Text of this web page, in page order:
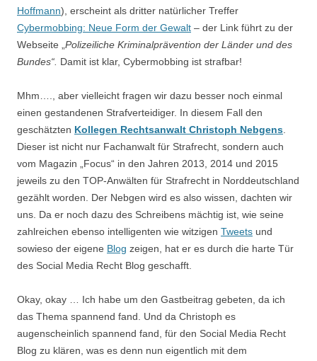
Hoffmann), erscheint als dritter natürlicher Treffer
Cybermobbing: Neue Form der Gewalt – der Link führt zu der
Webseite „ Polizeiliche Kriminalprävention der Länder und des
Bundes“. Damit ist klar, Cybermobbing ist strafbar!
Mhm…., aber vielleicht fragen wir dazu besser noch einmal
einen gestandenen Strafverteidiger. In diesem Fall den
geschätzten Kollegen Rechtsanwalt Christoph Nebgens
Dieser ist nicht nur Fachanwalt für Strafrecht, sondern auch
vom Magazin „Focus“ in den Jahren 2013, 2014 und 2015
jeweils zu den TOP-Anwälten für Strafrecht in Norddeutschland
gezählt worden. Der Nebgen wird es also wissen, dachten wir
uns. Da er noch dazu des Schreibens mächtig ist, wie seine
zahlreichen ebenso intelligenten wie witzigen Tweets und
sowieso der eigene Blog zeigen, hat er es durch die harte Tür
des Social Media Recht Blog geschafft.
Okay, okay … Ich habe um den Gastbeitrag gebeten, da ich
das Thema spannend fand. Und da Christoph es
augenscheinlich spannend fand, für den Social Media Recht
Blog zu klären, was es denn nun eigentlich mit dem